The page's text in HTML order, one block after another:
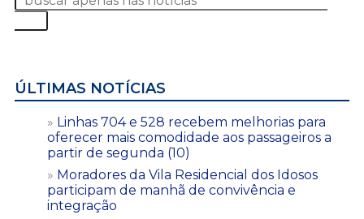
ÚLTIMAS NOTÍCIAS
Linhas 704 e 528 recebem melhorias para
oferecer mais comodidade aos passageiros a
partir de segunda (10)
Moradores da Vila Residencial dos Idosos
participam de manhã de convivência e
integração